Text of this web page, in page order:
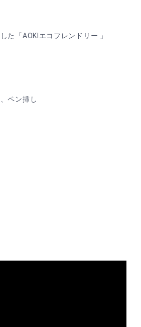
た「AOKIエコフレンドリー 」
ペン挿し